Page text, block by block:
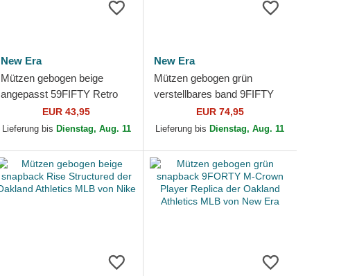
New Era
Mützen gebogen beige
angepasst 59FIFTY Retro
Crown Linen der Oakland
Athletics MLB von New Era
EUR 43,95
Lieferung bis Dienstag, Aug. 11
New Era
Mützen gebogen grün
verstellbares band 9FIFTY
Retro Crown Heritage Series
der Oakland Athletics...
EUR 74,95
Lieferung bis Dienstag, Aug. 11